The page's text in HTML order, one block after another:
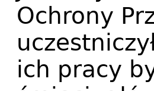
Ochrony
ich pracy